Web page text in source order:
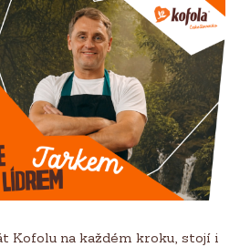
Kofolu na každém kroku, stojí i